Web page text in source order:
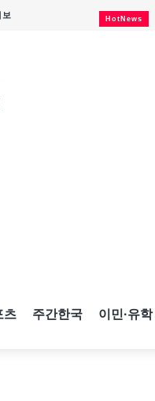
보 HotNews
츠 주간한국 이민·유학